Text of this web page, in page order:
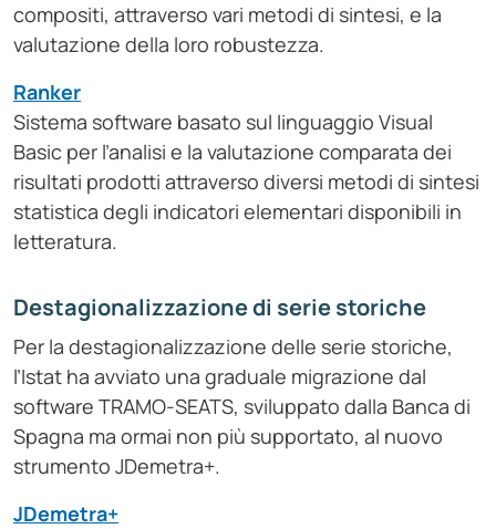
compositi, attraverso vari metodi di sintesi, e la
valutazione della loro robustezza.
Ranker
Sistema software basato sul linguaggio Visual
Basic per l’analisi e la valutazione comparata dei
risultati prodotti attraverso diversi metodi di sintesi
statistica degli indicatori elementari disponibili in
letteratura.
Destagionalizzazione di serie storiche
Per la destagionalizzazione delle serie storiche,
l’Istat ha avviato una graduale migrazione dal
software TRAMO‑SEATS, sviluppato dalla Banca di
Spagna ma ormai non più supportato, al nuovo
strumento JDemetra+.
JDemetra+